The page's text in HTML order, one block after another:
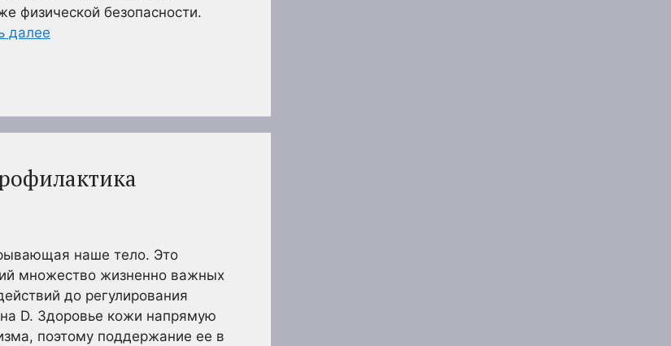
физической безопасности.
далее
наше тело. Это
множество жизненно важных
до регулирования
D. Здоровье кожи напрямую
поэтому поддержание ее в